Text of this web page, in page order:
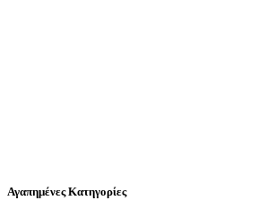
Αγαπημένες Κατηγορίες